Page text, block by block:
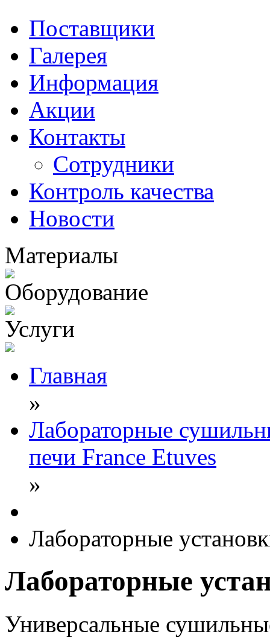
Поставщики
Галерея
Информация
Акции
Контакты
Сотрудники
Контроль качества
Новости
Материалы
Оборудование
Услуги
Главная
»
Лабораторные
печи France Etuves
»
Лабораторные
Лабораторные
Универсальные